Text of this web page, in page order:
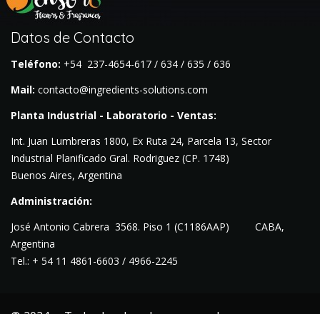
Datos de Contacto
Teléfono: +54 237-4654-617 / 634 / 635 / 636
Mail: contacto@ingredients-solutions.com
Planta Industrial - Laboratorio - Ventas:
Int. Juan Lumbreras 1800, Ex Ruta 24, Parcela 13, Sector
Industrial Planificado Gral. Rodriguez (CP. 1748)
Buenos Aires, Argentina
Administración:
José Antonio Cabrera 3568. Piso 1 (C1186AAP) CABA,
Argentina
Tel.: + 54 11 4861-6603 / 4966-2245